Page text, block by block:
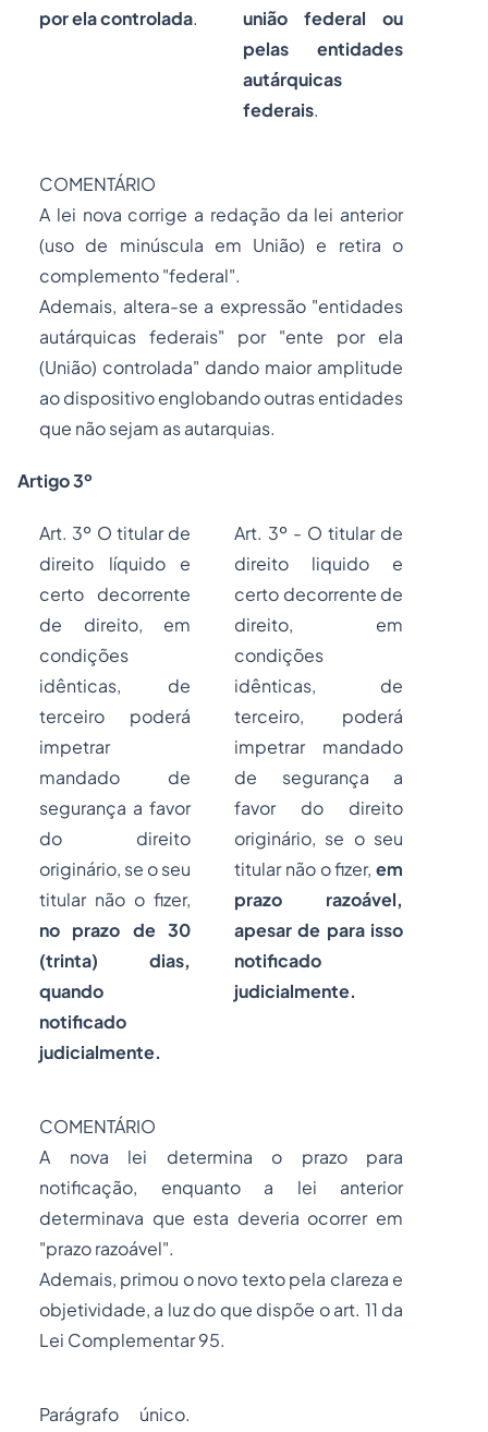
por ela controlada.
união federal ou
pelas entidades
autárquicas
federais.
COMENTÁRIO
A lei nova corrige a redação da lei anterior
(uso de minúscula em União) e retira o
complemento "federal".
Ademais, altera-se a expressão "entidades
autárquicas federais" por "ente por ela
(União) controlada" dando maior amplitude
ao dispositivo englobando outras entidades
que não sejam as autarquias.
Artigo 3º
Art. 3º O titular de
direito líquido e
certo decorrente
de direito, em
condições
idênticas, de
terceiro poderá
impetrar
mandado de
segurança a favor
do direito
originário, se o seu
titular não o fizer,
no prazo de 30
(trinta) dias,
quando
notificado
judicialmente.
Art. 3º - O titular de
direito liquido e
certo decorrente de
direito, em
condições
idênticas, de
terceiro, poderá
impetrar mandado
de segurança a
favor do direito
originário, se o seu
titular não o fizer, em
prazo razoável,
apesar de para isso
notificado
judicialmente.
COMENTÁRIO
A nova lei determina o prazo para
notificação, enquanto a lei anterior
determinava que esta deveria ocorrer em
"prazo razoável".
Ademais, primou o novo texto pela clareza e
objetividade, a luz do que dispõe o art. 11 da
Lei Complementar 95.
Parágrafo único.